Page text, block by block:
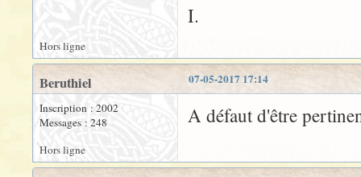
I.
Hors ligne
07-05-2017 17:14
Beruthiel
Inscription : 2002
Messages : 248
A défaut d'être
Hors ligne